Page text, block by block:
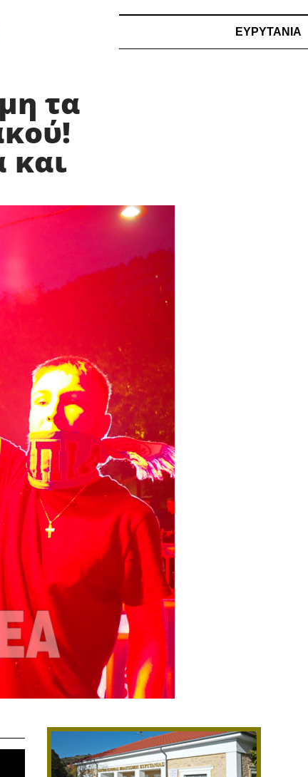
ΕΥΡΥΤΑΝΙΑ
τα
και